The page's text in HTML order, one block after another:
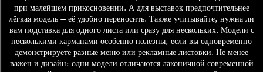
при малейшем прикосновении. А для выставок предпочтительнее
лёгкая модель — её удобно переносить. Также учитывайте, нужна ли
вам подставка для одного листа или сразу для нескольких. Модели с
несколькими карманами особенно полезны, если вы одновременно
демонстрируете разные меню или рекламные листовки. Не менее
важен и дизайн: одни модели отличаются лаконичной современной